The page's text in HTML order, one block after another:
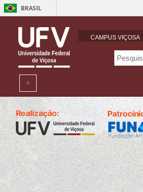
BRASIL
CAMPUS VIÇOSA